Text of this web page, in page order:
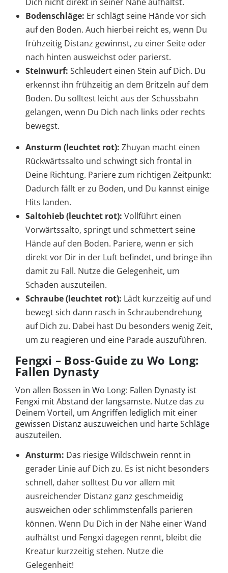
Bodenschläge: Er schlägt seine Hände vor sich
auf den Boden. Auch hierbei reicht es, wenn Du
frühzeitig Distanz gewinnst, zu einer Seite oder
nach hinten ausweichst oder parierst.
Steinwurf: Schleudert einen Stein auf Dich. Du
erkennst ihn frühzeitig an dem Britzeln auf dem
Boden. Du solltest leicht aus der Schussbahn
gelangen, wenn Du Dich nach links oder rechts
bewegst.
Ansturm (leuchtet rot): Zhuyan macht einen
Rückwärtssalto und schwingt sich frontal in
Deine Richtung. Pariere zum richtigen Zeitpunkt:
Dadurch fällt er zu Boden, und Du kannst einige
Hits landen.
Saltohieb (leuchtet rot): Vollführt einen
Vorwärtssalto, springt und schmettert seine
Hände auf den Boden. Pariere, wenn er sich
direkt vor Dir in der Luft befindet, und bringe ihn
damit zu Fall. Nutze die Gelegenheit, um
Schaden auszuteilen.
Schraube (leuchtet rot): Lädt kurzzeitig auf und
bewegt sich dann rasch in Schraubendrehung
auf Dich zu. Dabei hast Du besonders wenig Zeit,
um zu reagieren und eine Parade auszuführen.
Fengxi – Boss-Guide zu Wo Long:
Fallen Dynasty
Von allen Bossen in Wo Long: Fallen Dynasty ist
Fengxi mit Abstand der langsamste. Nutze das zu
Deinem Vorteil, um Angriffen lediglich mit einer
gewissen Distanz auszuweichen und harte Schläge
auszuteilen.
Ansturm: Das riesige Wildschwein rennt in
gerader Linie auf Dich zu. Es ist nicht besonders
schnell, daher solltest Du vor allem mit
ausreichender Distanz ganz geschmeidig
ausweichen oder schlimmstenfalls parieren
können. Wenn Du Dich in der Nähe einer Wand
aufhältst und Fengxi dagegen rennt, bleibt die
Kreatur kurzzeitig stehen. Nutze die
Gelegenheit!